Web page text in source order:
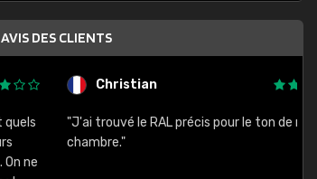
AVIS DES CLIENTS
Christian
"J'ai trouvé le RAL précis pour le ton de ma
chambre."